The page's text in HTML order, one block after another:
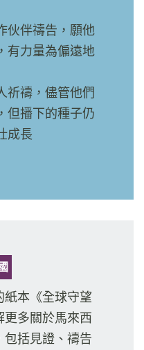
伙伴禱告，願他
有力量為偏遠地
祈禱，儘管他們
但播下的種子仍
成長
紙本《全球守望
多關於馬來西
括見證、禱告